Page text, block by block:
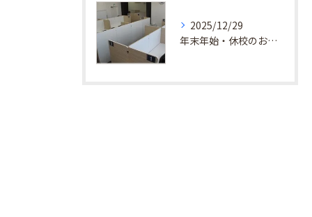
2025/12/29
年末年始・休校のお知らせ